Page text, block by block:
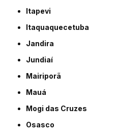
Itapevi
Itaquaquecetuba
Jandira
Jundiaí
Mairiporã
Mauá
Mogi das Cruzes
Osasco